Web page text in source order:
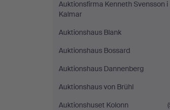
Auktionsfirma Kenneth Svensson i
Kalmar
Auktionshaus Blank
Auktionshaus Bossard
Auktionshaus Dannenberg
Auktionshaus von Brühl
Auktionshuset Kolonn